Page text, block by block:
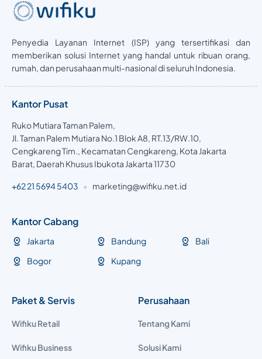
Penyedia Layanan Internet (ISP) yang tersertifikasi dan
memberikan solusi Internet yang handal untuk ribuan orang,
rumah, dan perusahaan multi-nasional di seluruh Indonesia.
Kantor Pusat
Ruko Mutiara Taman Palem,
Jl. Taman Palem Mutiara No.1 Blok A8, RT.13/RW.10,
Cengkareng Tim., Kecamatan Cengkareng, Kota Jakarta
Barat, Daerah Khusus Ibukota Jakarta 11730
+62 21 5694 5403 • marketing@wifiku.net.id
Kantor Cabang
Jakarta
Bogor
Bandung
Kupang
Bali
Paket & Servis
Wifiku Retail
Wifiku Business
Perusahaan
Tentang Kami
Solusi Kami